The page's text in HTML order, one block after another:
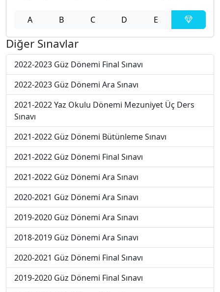
A B C D E
Diğer Sınavlar
2022-2023 Güz Dönemi Final Sınavı
2022-2023 Güz Dönemi Ara Sınavı
2021-2022 Yaz Okulu Dönemi Mezuniyet Üç Ders
Sınavı
2021-2022 Güz Dönemi Bütünleme Sınavı
2021-2022 Güz Dönemi Final Sınavı
2021-2022 Güz Dönemi Ara Sınavı
2020-2021 Güz Dönemi Ara Sınavı
2019-2020 Güz Dönemi Ara Sınavı
2018-2019 Güz Dönemi Ara Sınavı
2020-2021 Güz Dönemi Final Sınavı
2019-2020 Güz Dönemi Final Sınavı